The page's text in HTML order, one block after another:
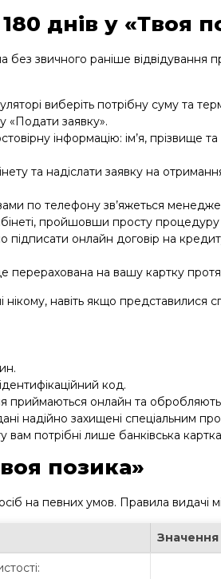
днів у «Твоя
звичного раніше
виберіть потрібну суму та
«Подати заявку».
інформацію: ім’я,
та надіслати заявку на
по телефону зв’яжеться
пройшовши просту
онлайн договір на
на вашу картку
навіть якщо представилися
код.
приймаються онлайн та
надійно захищені спеціальним
потрібні лише банківська
позика»
на певних умов. Правила видачі
Значення